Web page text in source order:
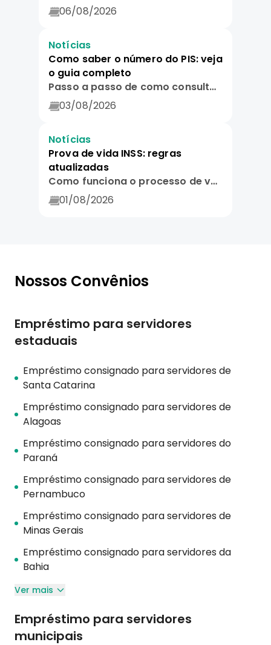
06/08/2026
Notícias
Como saber o número do PIS: veja
o guia completo
Passo a passo de como consultar por aplicativos, telefone e documentos físicos.
03/08/2026
Notícias
Prova de vida INSS: regras
atualizadas
Como funciona o processo de verificação automática e guia para evitar cair em golpes.
01/08/2026
Nossos Convênios
Empréstimo para servidores
estaduais
Empréstimo consignado para servidores de
Santa Catarina
Empréstimo consignado para servidores de
Alagoas
Empréstimo consignado para servidores do
Paraná
Empréstimo consignado para servidores de
Pernambuco
Empréstimo consignado para servidores de
Minas Gerais
Empréstimo consignado para servidores da
Bahia
Ver mais
Empréstimo para servidores
municipais